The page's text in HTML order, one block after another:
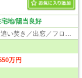
地/陽当良好
万円